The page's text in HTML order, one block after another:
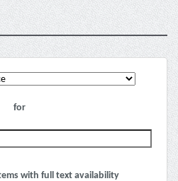
for
with full text availability